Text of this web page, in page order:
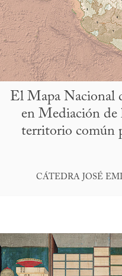
El Mapa Nacional
en Mediación de
territorio común
CÁTEDRA JOSÉ